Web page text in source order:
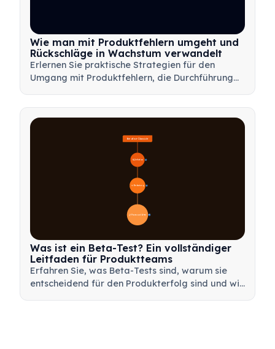
Wie man mit Produktfehlern umgeht und
Rückschläge in Wachstum verwandelt
Erlernen Sie praktische Strategien für den
Umgang mit Produktfehlern, die Durchführung
Lernmöglichkeiten für Ihr Team.
🔍 Definition
🎯 Bedeutung
📋 Prozess und Arten
Beta-Test-Übersicht
Was ist ein Beta-Test? Ein vollständiger
Leitfaden für Produktteams
Erfahren Sie, was Beta-Tests sind, warum sie
entscheidend für den Produkterfolg sind und wie